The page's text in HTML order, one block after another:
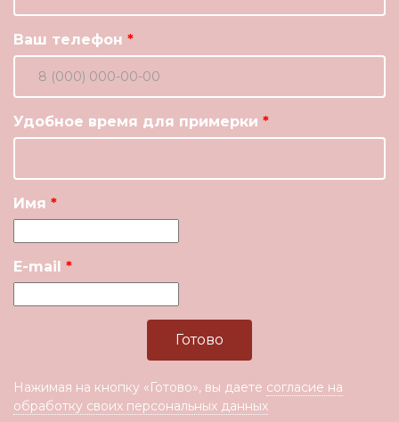
Ваш телефон
Удобное время для примерки
Имя
E-mail
Нажимая на кнопку «Готово», вы даете согласие на
обработку своих персональных данных